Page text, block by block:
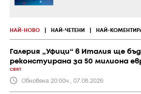
НАЙ-НОВО НАЙ-ЧЕТЕНИ НАЙ-
Галерия „Уфици“ в Италия ще
реконстуирана за 50 милиона
СВЯТ
Обновена 20:00ч., 07.08.2026